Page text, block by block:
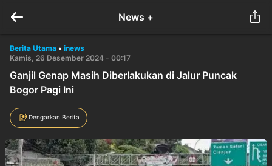
News +
Berita Utama • inews
Kamis, 26 Desember 2024 - 00:17
Ganjil Genap Masih Diberlakukan di Jalur Puncak
Bogor Pagi Ini
Dengarkan Berita